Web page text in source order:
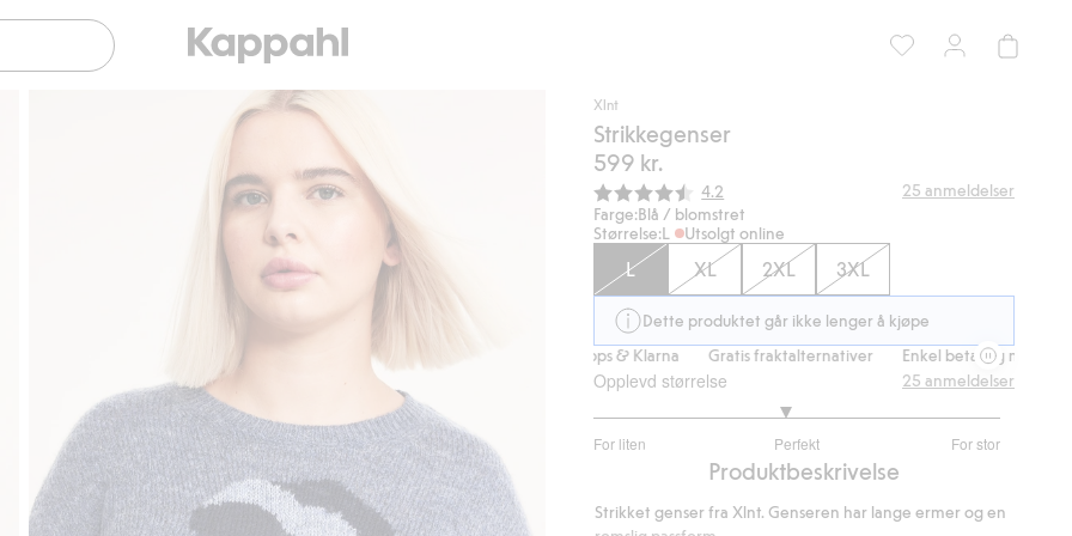
Xlnt
Strikkegenser
599 kr.
Gjennomsnittskarakter:
4.2 25 anmeldelser
Farge:Blå / blomstret
Størrelse:L Utsolgt online
L XL 2XL 3XL
Dette produktet går ikke lenger å kjøpe
Enkel betaling med Vipps & Klarna Gratis fraktalternativer Enkel betaling med Vipps &
Opplevd størrelse
For liten Perfekt For stor
av
19
25 anmeldelser
Produktbeskrivelse
Strikket genser fra Xlnt. Genseren har lange ermer og en